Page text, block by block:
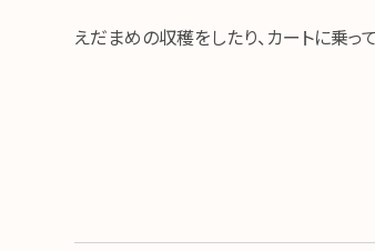
えだまめの収穫をしたり、カートに乗っ